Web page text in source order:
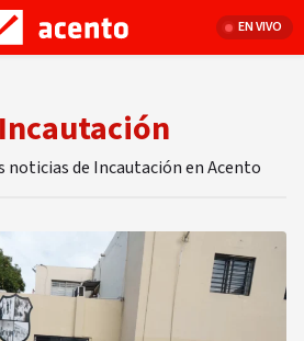
EN VIVO
de Incautación en Acento